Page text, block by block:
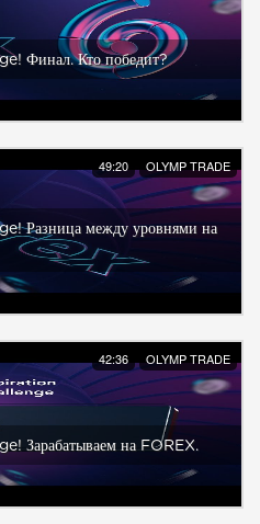
Финал. Кто победит?
49:20 OLYMP TRADE
Разница между уровнями на
42:36 OLYMP TRADE
Зарабатываем на FOREX.